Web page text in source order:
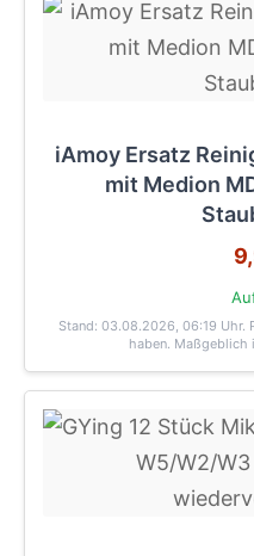
iAmoy Ersatz
mit Medion
Stand: 03.08.2026, 06:19 Uhr.
haben. Maßgeblich